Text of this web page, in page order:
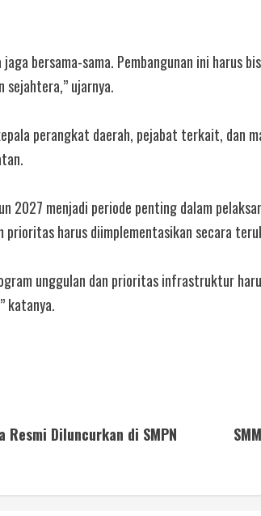
bersama-sama. Pembangunan ini harus
ujarnya.
perangkat daerah, pejabat terkait, dan
2027 menjadi periode penting dalam
prioritas harus diimplementasikan secara
unggulan dan prioritas infrastruktur
katanya.
Resmi Diluncurkan di SMPN